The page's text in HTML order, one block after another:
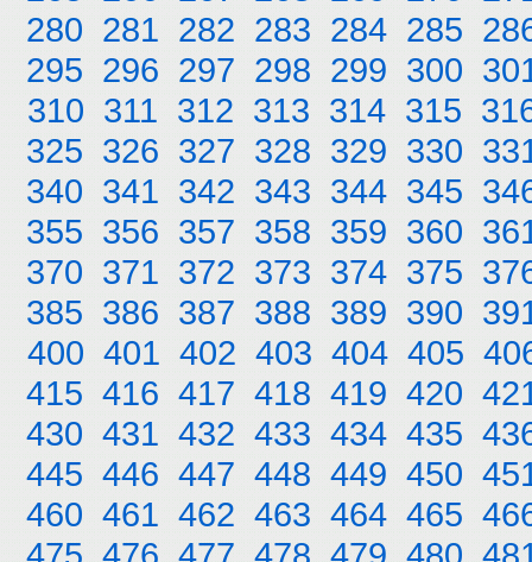
280 281 282 283 284 285
295 296 297 298 299 300
310 311 312 313 314 315
325 326 327 328 329 330
340 341 342 343 344 345
355 356 357 358 359 360
370 371 372 373 374 375
385 386 387 388 389 390
400 401 402 403 404 405
415 416 417 418 419 420
430 431 432 433 434 435
445 446 447 448 449 450
460 461 462 463 464 465